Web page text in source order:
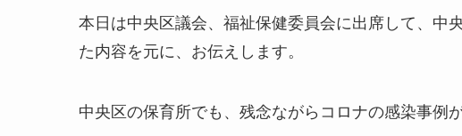
本日は中央区議会、福祉保健委員会に出席して、中
た内容を元に、お伝えします。
中央区の保育所でも、残念ながらコロナの感染事例